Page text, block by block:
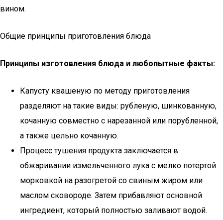
вином.
Общие принципы приготовления блюда
Принципы изготовления блюда и любопытные факты:
Капусту квашеную по методу приготовления
разделяют на такие виды: рубленую, шинкованную,
кочанную совместно с нарезанной или порубленной,
а также цельно кочанную.
Процесс тушения продукта заключается в
обжаривании измельченного лука с мелко потертой
морковкой на разогретой со свиным жиром или
маслом сковороде. Затем прибавляют основной
ингредиент, который полностью заливают водой.